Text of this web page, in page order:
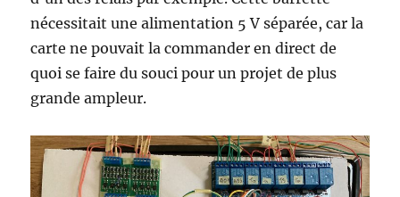
nécessitait une alimentation 5 V séparée, car la
carte ne pouvait la commander en direct de
quoi se faire du souci pour un projet de plus
grande ampleur.